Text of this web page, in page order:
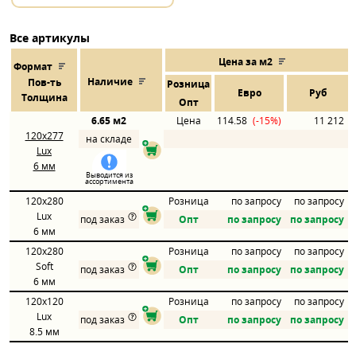
Все артикулы
Формат
Пов-ть
Толщина
Наличие
Цена за м2
Розница
Евро Руб
Опт
120x277
Lux
6 мм
6.65 м2 Цена 114.58 (-15%)
11 212
на складе
Выводится из
ассортимента
120x280
Lux
6 мм
Розница по запросу
по запросу
под заказ
Опт по запросу по запросу
120x280
Soft
6 мм
Розница по запросу
по запросу
под заказ
Опт по запросу по запросу
120x120
Lux
8.5 мм
Розница по запросу
по запросу
под заказ
Опт по запросу по запросу